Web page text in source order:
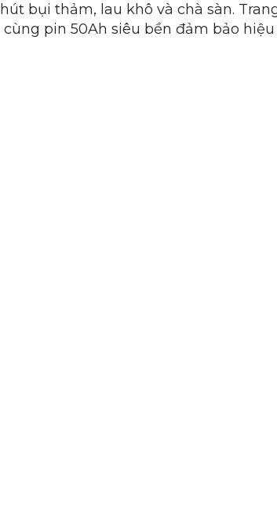
bụi thảm, lau khô và chà sàn.
cùng pin 50Ah siêu bền đảm bảo